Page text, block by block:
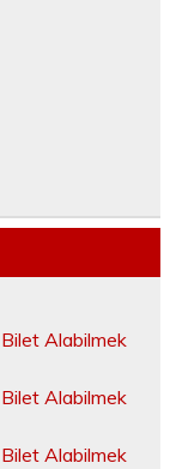
Alabilmek
Alabilmek
Alabilmek